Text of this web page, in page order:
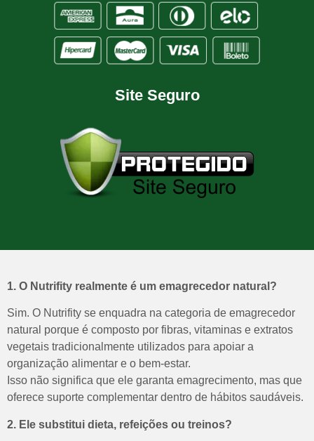
Site Seguro
1. O Nutrifity realmente é um emagrecedor natural?
Sim. O Nutrifity se enquadra na categoria de emagrecedor
natural porque é composto por fibras, vitaminas e extratos
vegetais tradicionalmente utilizados para apoiar a
organização alimentar e o bem-estar.
Isso não significa que ele garanta emagrecimento, mas que
oferece suporte complementar dentro de hábitos saudáveis.
2. Ele substitui dieta, refeições ou treinos?